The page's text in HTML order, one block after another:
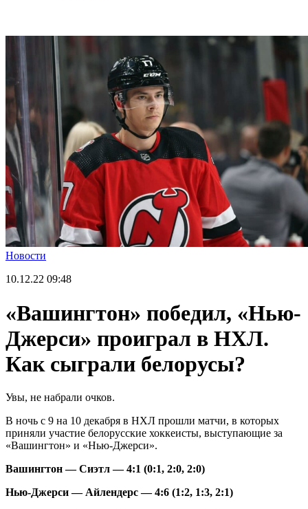
Новости
10.12.22 09:48
«Вашингтон» победил, «Нью-
Джерси» проиграл в НХЛ.
Как сыграли белорусы?
Увы, не набрали очков.
В ночь с 9 на 10 декабря в НХЛ прошли матчи, в которых
приняли участие белорусские хоккеисты, выступающие за
«Вашингтон» и «Нью-Джерси».
Вашингтон — Сиэтл — 4:1 (0:1, 2:0, 2:0)
Нью-Джерси — Айлендерс — 4:6 (1:2, 1:3, 2:1)